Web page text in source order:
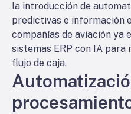
la introducción de
predictivas e información
compañías de aviación ya
sistemas ERP con IA
flujo de caja.